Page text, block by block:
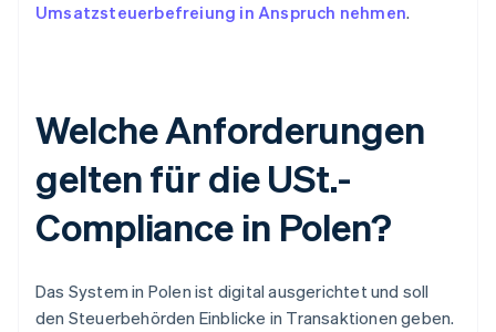
Umsatzsteuerbefreiung in Anspruch nehmen.
Welche Anforderungen
gelten für die USt.-
Compliance in Polen?
Das System in Polen ist digital ausgerichtet und soll
den Steuerbehörden Einblicke in Transaktionen geben.